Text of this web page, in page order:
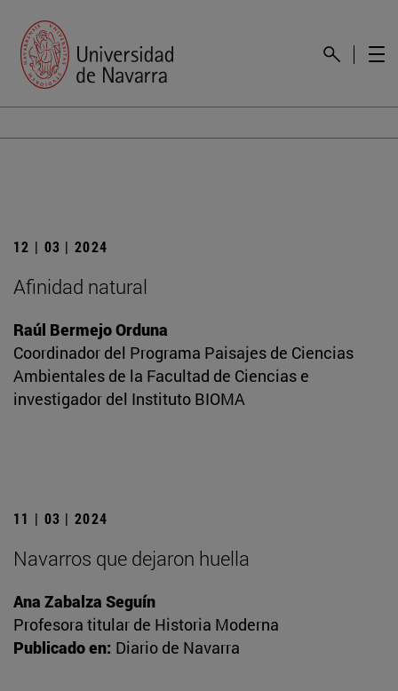
12 | 03 | 2024
Afinidad natural
Raúl Bermejo Orduna
Coordinador del Programa Paisajes de Ciencias
Ambientales de la Facultad de Ciencias e
investigador del Instituto BIOMA
11 | 03 | 2024
Navarros que dejaron huella
Ana Zabalza Seguín
Profesora titular de Historia Moderna
Publicado en: Diario de Navarra